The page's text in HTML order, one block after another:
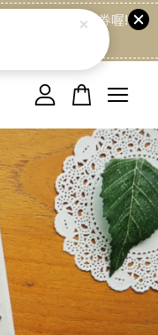
領取專屬折扣券喔!
空的。